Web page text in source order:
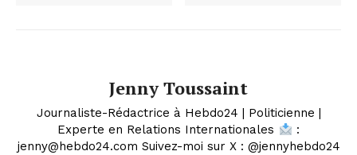
Jenny Toussaint
Journaliste-Rédactrice à Hebdo24 | Politicienne |
Experte en Relations Internationales
:
jenny@hebdo24.com Suivez-moi sur X : @jennyhebdo24